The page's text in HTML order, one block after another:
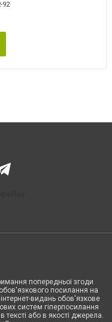
92
попередньої згоди
посилання на
видань обов'язкове
систем гіперпосилання
тексті або в якості джерела.